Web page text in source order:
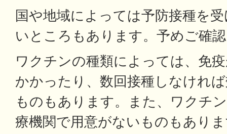
国や地域によっては予防接種を
いところもあります。予めご確
ワクチンの種類によっては、免
かかったり、数回接種しなけれ
ものもあります。また、ワクチ
療機関で用意がないものもあり